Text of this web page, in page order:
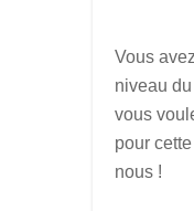
Vous
niveau
vous
pour
nous !